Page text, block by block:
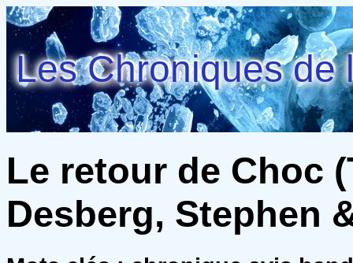
Les Chroniques de
Le retour de Choc
Desberg, Stephen